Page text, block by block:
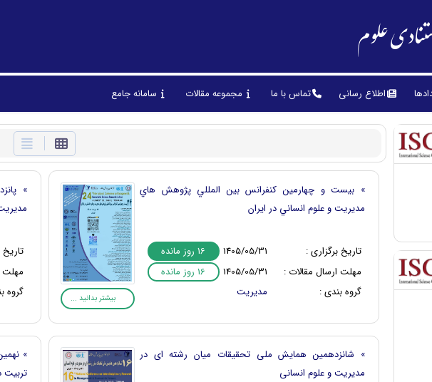
علوم
اطلاع رسانی تماس با ما مجموعه مقالات سامانه جامع
» بیست و چهارمین كنفرانس بين المللي پژوهش هاي
مديريت و علوم انساني در ايران
تاریخ برگزاری : 1405/05/31
16 روز مانده
مهلت ارسال مقالات :
1405/05/31
16 روز مانده
گروه بندی :
مدیریت بیشتر بدانید ...
»
تاریخ
مهلت
گروه
» شانزدهمین همایش ملی تحقیقات میان رشته ای در
مديريت و علوم انسانی
»